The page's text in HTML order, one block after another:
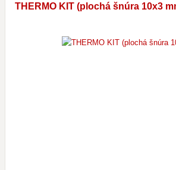
THERMO KIT (plochá šnúra 10x3